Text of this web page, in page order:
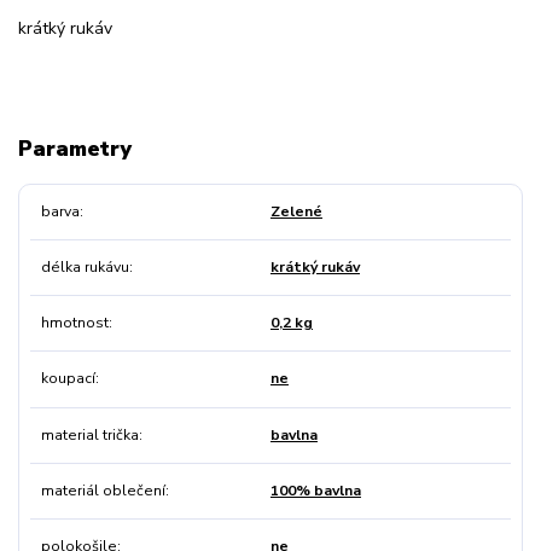
krátký rukáv
Parametry
barva Zelené
délka rukávu krátký rukáv
hmotnost 0,2 kg
koupací ne
material trička bavlna
materiál oblečení 100% bavlna
polokošile ne